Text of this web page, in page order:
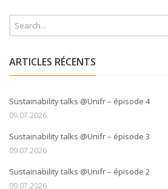
ARTICLES RÉCENTS
Sustainability talks @Unifr – épisode 4
09.07.2026
Sustainability talks @Unifr – épisode 3
09.07.2026
Sustainability talks @Unifr – épisode 2
09.07.2026